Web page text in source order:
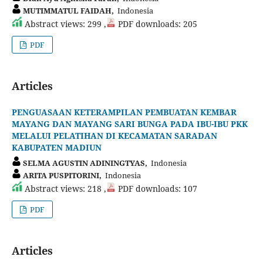
MUTIMMATUL FAIDAH, Indonesia
Abstract views: 299 , PDF downloads: 205
PDF
Articles
PENGUASAAN KETERAMPILAN PEMBUATAN KEMBAR
MAYANG DAN MAYANG SARI BUNGA PADA IBU-IBU PKK
MELALUI PELATIHAN DI KECAMATAN SARADAN
KABUPATEN MADIUN
SELMA AGUSTIN ADININGTYAS, Indonesia
ARITA PUSPITORINI, Indonesia
Abstract views: 218 , PDF downloads: 107
PDF
Articles